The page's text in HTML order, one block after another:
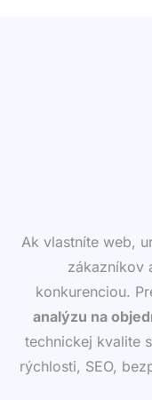
Ak vlastníte web,
zákazníkov
konkurenciou.
analýzu na
technickej kvalite
rýchlosti, SEO,